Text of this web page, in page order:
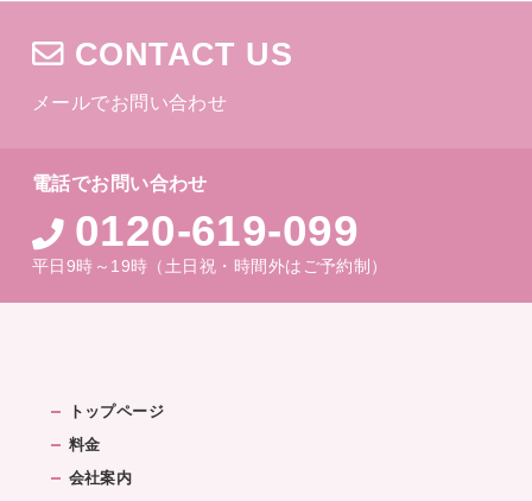
CONTACT US
メールでお問い合わせ
電話でお問い合わせ
0120-619-099
平日9時～19時（土日祝・時間外はご予約制）
トップページ
料金
会社案内